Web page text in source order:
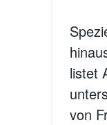
listet
von